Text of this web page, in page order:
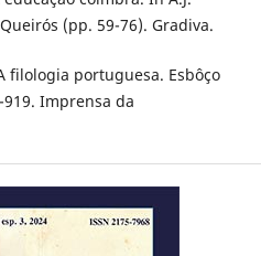
(pp. 59-76). Gradiva.
filologia portuguesa. Esbôço
Imprensa da